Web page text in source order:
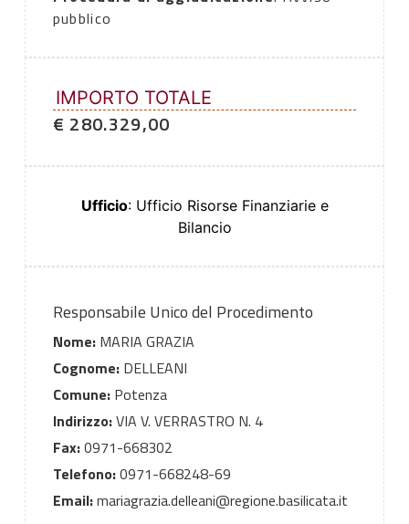
pubblico
IMPORTO TOTALE
€ 280.329,00
Ufficio: Ufficio Risorse Finanziarie e
Bilancio
Responsabile Unico del Procedimento
Nome:MARIA GRAZIA
Cognome:DELLEANI
Comune:Potenza
Indirizzo:VIA V. VERRASTRO N. 4
Fax:0971-668302
Telefono:0971-668248-69
Email:mariagrazia.delleani@regione.basilicata.it